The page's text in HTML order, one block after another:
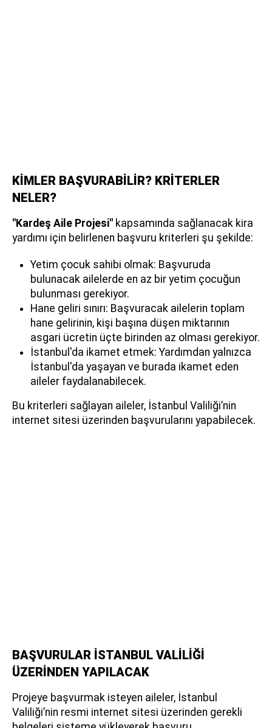
KİMLER BAŞVURABİLİR? KRİTERLER
NELER?
"Kardeş Aile Projesi" kapsamında sağlanacak kira
yardımı için belirlenen başvuru kriterleri şu şekilde:
Yetim çocuk sahibi olmak: Başvuruda
bulunacak ailelerde en az bir yetim çocuğun
bulunması gerekiyor.
Hane geliri sınırı: Başvuracak ailelerin toplam
hane gelirinin, kişi başına düşen miktarının
asgari ücretin üçte birinden az olması gerekiyor.
İstanbul'da ikamet etmek: Yardımdan yalnızca
İstanbul'da yaşayan ve burada ikamet eden
aileler faydalanabilecek.
Bu kriterleri sağlayan aileler, İstanbul Valiliği’nin
internet sitesi üzerinden başvurularını yapabilecek.
BAŞVURULAR İSTANBUL VALİLİĞİ
ÜZERİNDEN YAPILACAK
Projeye başvurmak isteyen aileler, İstanbul
Valiliği’nin resmi internet sitesi üzerinden gerekli